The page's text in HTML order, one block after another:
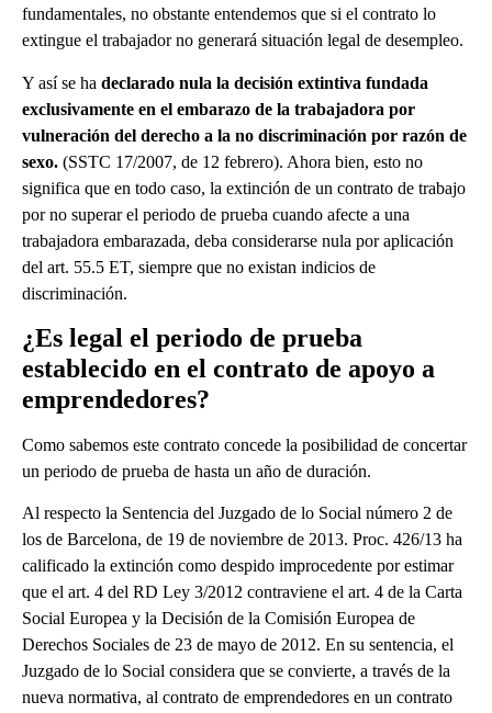
fundamentales, no obstante entendemos que si el contrato lo
extingue el trabajador no generará situación legal de desempleo.
Y así se ha declarado nula la decisión extintiva fundada
exclusivamente en el embarazo de la trabajadora por
vulneración del derecho a la no discriminación por razón de
sexo. (SSTC 17/2007, de 12 febrero). Ahora bien, esto no
significa que en todo caso, la extinción de un contrato de trabajo
por no superar el periodo de prueba cuando afecte a una
trabajadora embarazada, deba considerarse nula por aplicación
del art. 55.5 ET, siempre que no existan indicios de
discriminación.
¿Es legal el periodo de prueba
establecido en el contrato de apoyo a
emprendedores?
Como sabemos este contrato concede la posibilidad de concertar
un periodo de prueba de hasta un año de duración.
Al respecto la Sentencia del Juzgado de lo Social número 2 de
los de Barcelona, de 19 de noviembre de 2013. Proc. 426/13 ha
calificado la extinción como despido improcedente por estimar
que el art. 4 del RD Ley 3/2012 contraviene el art. 4 de la Carta
Social Europea y la Decisión de la Comisión Europea de
Derechos Sociales de 23 de mayo de 2012. En su sentencia, el
Juzgado de lo Social considera que se convierte, a través de la
nueva normativa, al contrato de emprendedores en un contrato